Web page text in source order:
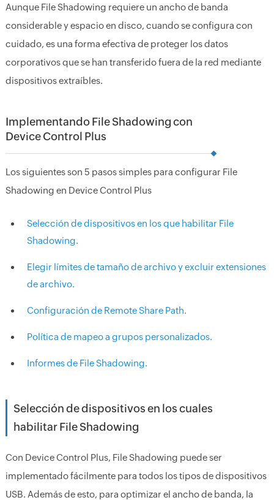
Aunque File Shadowing requiere un ancho de banda
considerable y espacio en disco, cuando se configura con
cuidado, es una forma efectiva de proteger los datos
corporativos que se han transferido fuera de la red mediante
dispositivos extraíbles.
Implementando File Shadowing con
Device Control Plus
Los siguientes son 5 pasos simples para configurar File
Shadowing en Device Control Plus
Selección de dispositivos en los que habilitar File
Shadowing.
Elegir límites de tamaño de archivo y excluir extensiones
de archivo.
Configuración de Remote Share Path.
Política de mapeo a grupos personalizados.
Informes de File Shadowing.
Selección de dispositivos en los cuales
habilitar File Shadowing
Con Device Control Plus, File Shadowing puede ser
implementado fácilmente para todos los tipos de dispositivos
USB. Además de esto, para optimizar el ancho de banda, la